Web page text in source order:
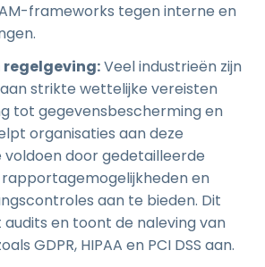
frameworks tegen interne en
regelgeving:Veel industrieën zijn
strikte wettelijke vereisten
tot gegevensbescherming en
organisaties aan deze
voldoen door gedetailleerde
en
aan te bieden. Dit
en toont de naleving van
GDPR, HIPAA en PCI DSS aan.